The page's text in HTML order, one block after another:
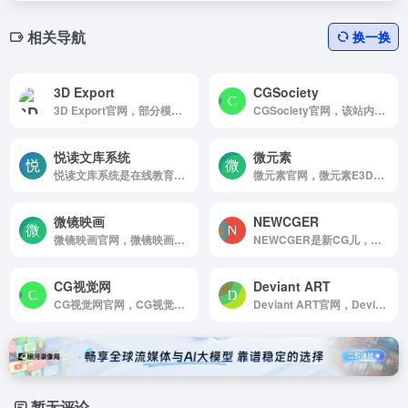
相关导航 换一换
3D Export
3D Export官网，部分模型免费的下载网站，不但有普通的三维下载模型，还有3D打印的下载模型。
CGSociety
CGSociety官网，该站内容涵盖CG设计的所有领域：前期，后期，硬件，设计，2D，3D等等。cgsociety的一大特色就是会举办很多专业性比赛，其奖金也非常丰厚！除了这些，该网站最有用的部分就是论坛部分→CGTalk。这也是目前使用人数最多的 CG 类论坛之一，十分适合询问，建议，收获反馈，艺术家也可以通过浏览大家的问题来收获灵感。
悦读文库系统
悦读文库系统是在线教育平台是集软件开发.....
微元素
微元素官网，微元素E3D是中国卓越的游戏资源，美术，技术互动网站，提供最全面的游戏资源，手机游戏资源，网页游戏资源，原画，插画，Unity技术，UI，特效，动画等 大量不断更新的优质资源，是游戏开发者CG爱好者首选。
微镜映画
微镜映画官网，微镜映画致力于为广大影视后期设计师打造相互交流，提供免费AE模板，AE教程，AE工程文件，MAYA教程，各种后期软件，摄影教程等各要素素材下载
NEWCGER
NEWCGER是新CG儿，AE模板视频素材
CG视觉网
CG视觉网官网，CG视觉网，专注于视频后期资源素材提供下载，全一站素材免费下载，C4D教程，AE模板，Cinema 4D，中文教程，实拍素材，特效合成，Adobe CC，maya预设，插件下载，包装视频，后期制作
Deviant ART
Deviant ART官网，Deviant ART是一个展示与分享各类艺术创作的大型国际性社区网站，不管是二维作品，三维作品还是CG作品在这里统统能找到。是内容最庞大，也是最大众化的网站，被誉为世界三大CG网站之一。